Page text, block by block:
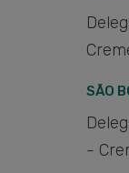
SÃO
-